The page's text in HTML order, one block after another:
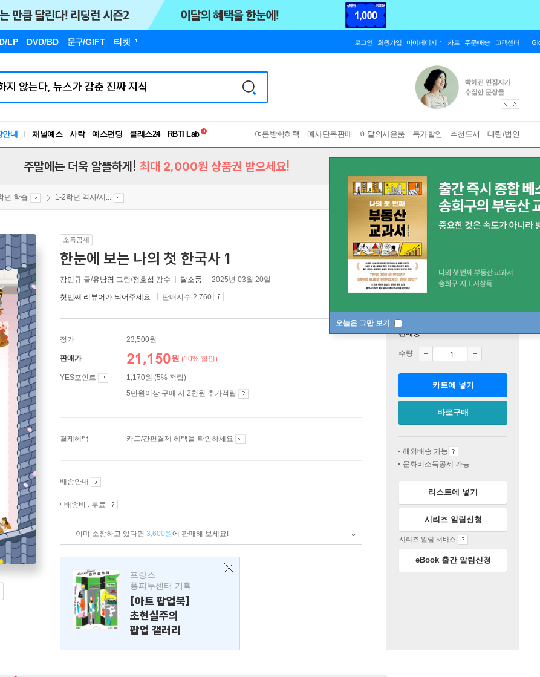
LP DVD/BD 문구/GIFT 티켓 로그인 회원가입 마이페이지 카트 주문/배송 고객센터
안내 채널예스 사락 예스펀딩 클래스24
독서유형검사
여름방학혜택 예사단독판매 이달의사은품 특가할인 추천도서 대량/법인
오늘은 그만 보기
주말에는 더욱 알뜰하게! 최대 2,000원 상품권 받으세요!
년 학습 1-2학년 역사/지...
소득공제
한눈에 보는 나의 첫 한국사 1
강민규 글/유남영 그림/정호섭 감수 달소풍 2025년 03월 20일
첫번째 리뷰어가 되어주세요. 판매지수 2,760
정가 23,500원
판매가 21,150원 (10% 할인)
YES포인트
1,170원 (5% 적립)
5만원이상 구매 시 2천원 추가적립
결제혜택 카드/간편결제 혜택을 확인하세요
배송안내
배송비 : 무료
이미 소장하고 있다면 3,600원에 판매해 보세요!
프랑스
퐁피두센터 기획
[아트 팝업북]
초현실주의
팝업 갤러리
판매중
수량
카트에 넣기
바로구매
해외배송 가능
문화비소득공제 가능
리스트에 넣기
시리즈 알림신청
시리즈 알림 서비스
eBook 출간 알림신청